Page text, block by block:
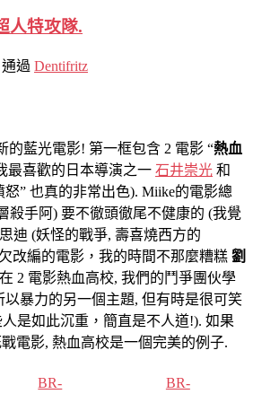
人特攻隊.
通過 Dentifritz
的藍光電影! 第一框包含 2 電影 “熱血
最喜歡的日本導演之一 石井崇光 和
怒” 也真的非常出色). Miike的電影總
殺手阿) 要不徹頭徹尾不健康的 (我覺
迪 (妖怪的戰爭, 壽喜燒西方的
改編的電影，我的時間不那麼糟糕 劉
2 電影熱血高校, 我們的鬥爭團伙學
以暴力的另一個主題, 但有時是很可笑
是如此沉重，簡直是不人道!). 如果
電影, 熱血高校是一個完美的例子.
BR-
BR-